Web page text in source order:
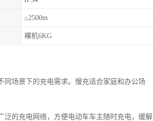
≤2500m
裸机6KG
场景下的充电需求。慢充适合家庭和办公场
的充电网络，方便电动车车主随时充电，缓解